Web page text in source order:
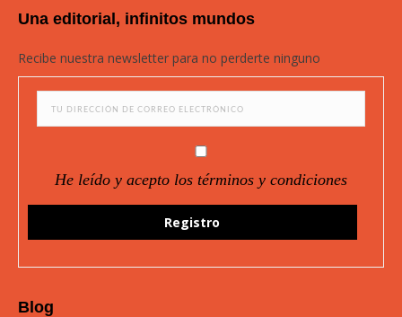
opens
window
opens
window
opens
window
opens
window
Una editorial, infinitos mundos
Recibe nuestra newsletter para no perderte ninguno
He leído y acepto los términos y condiciones
Blog